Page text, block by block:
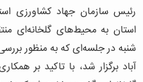
رئیس سازمان جهاد کشاورزی
استان به محیط‌های گلخانه‌ای
شنبه در جلسه‌ای که به منظور
آباد برگزار شد، با تاکید بر